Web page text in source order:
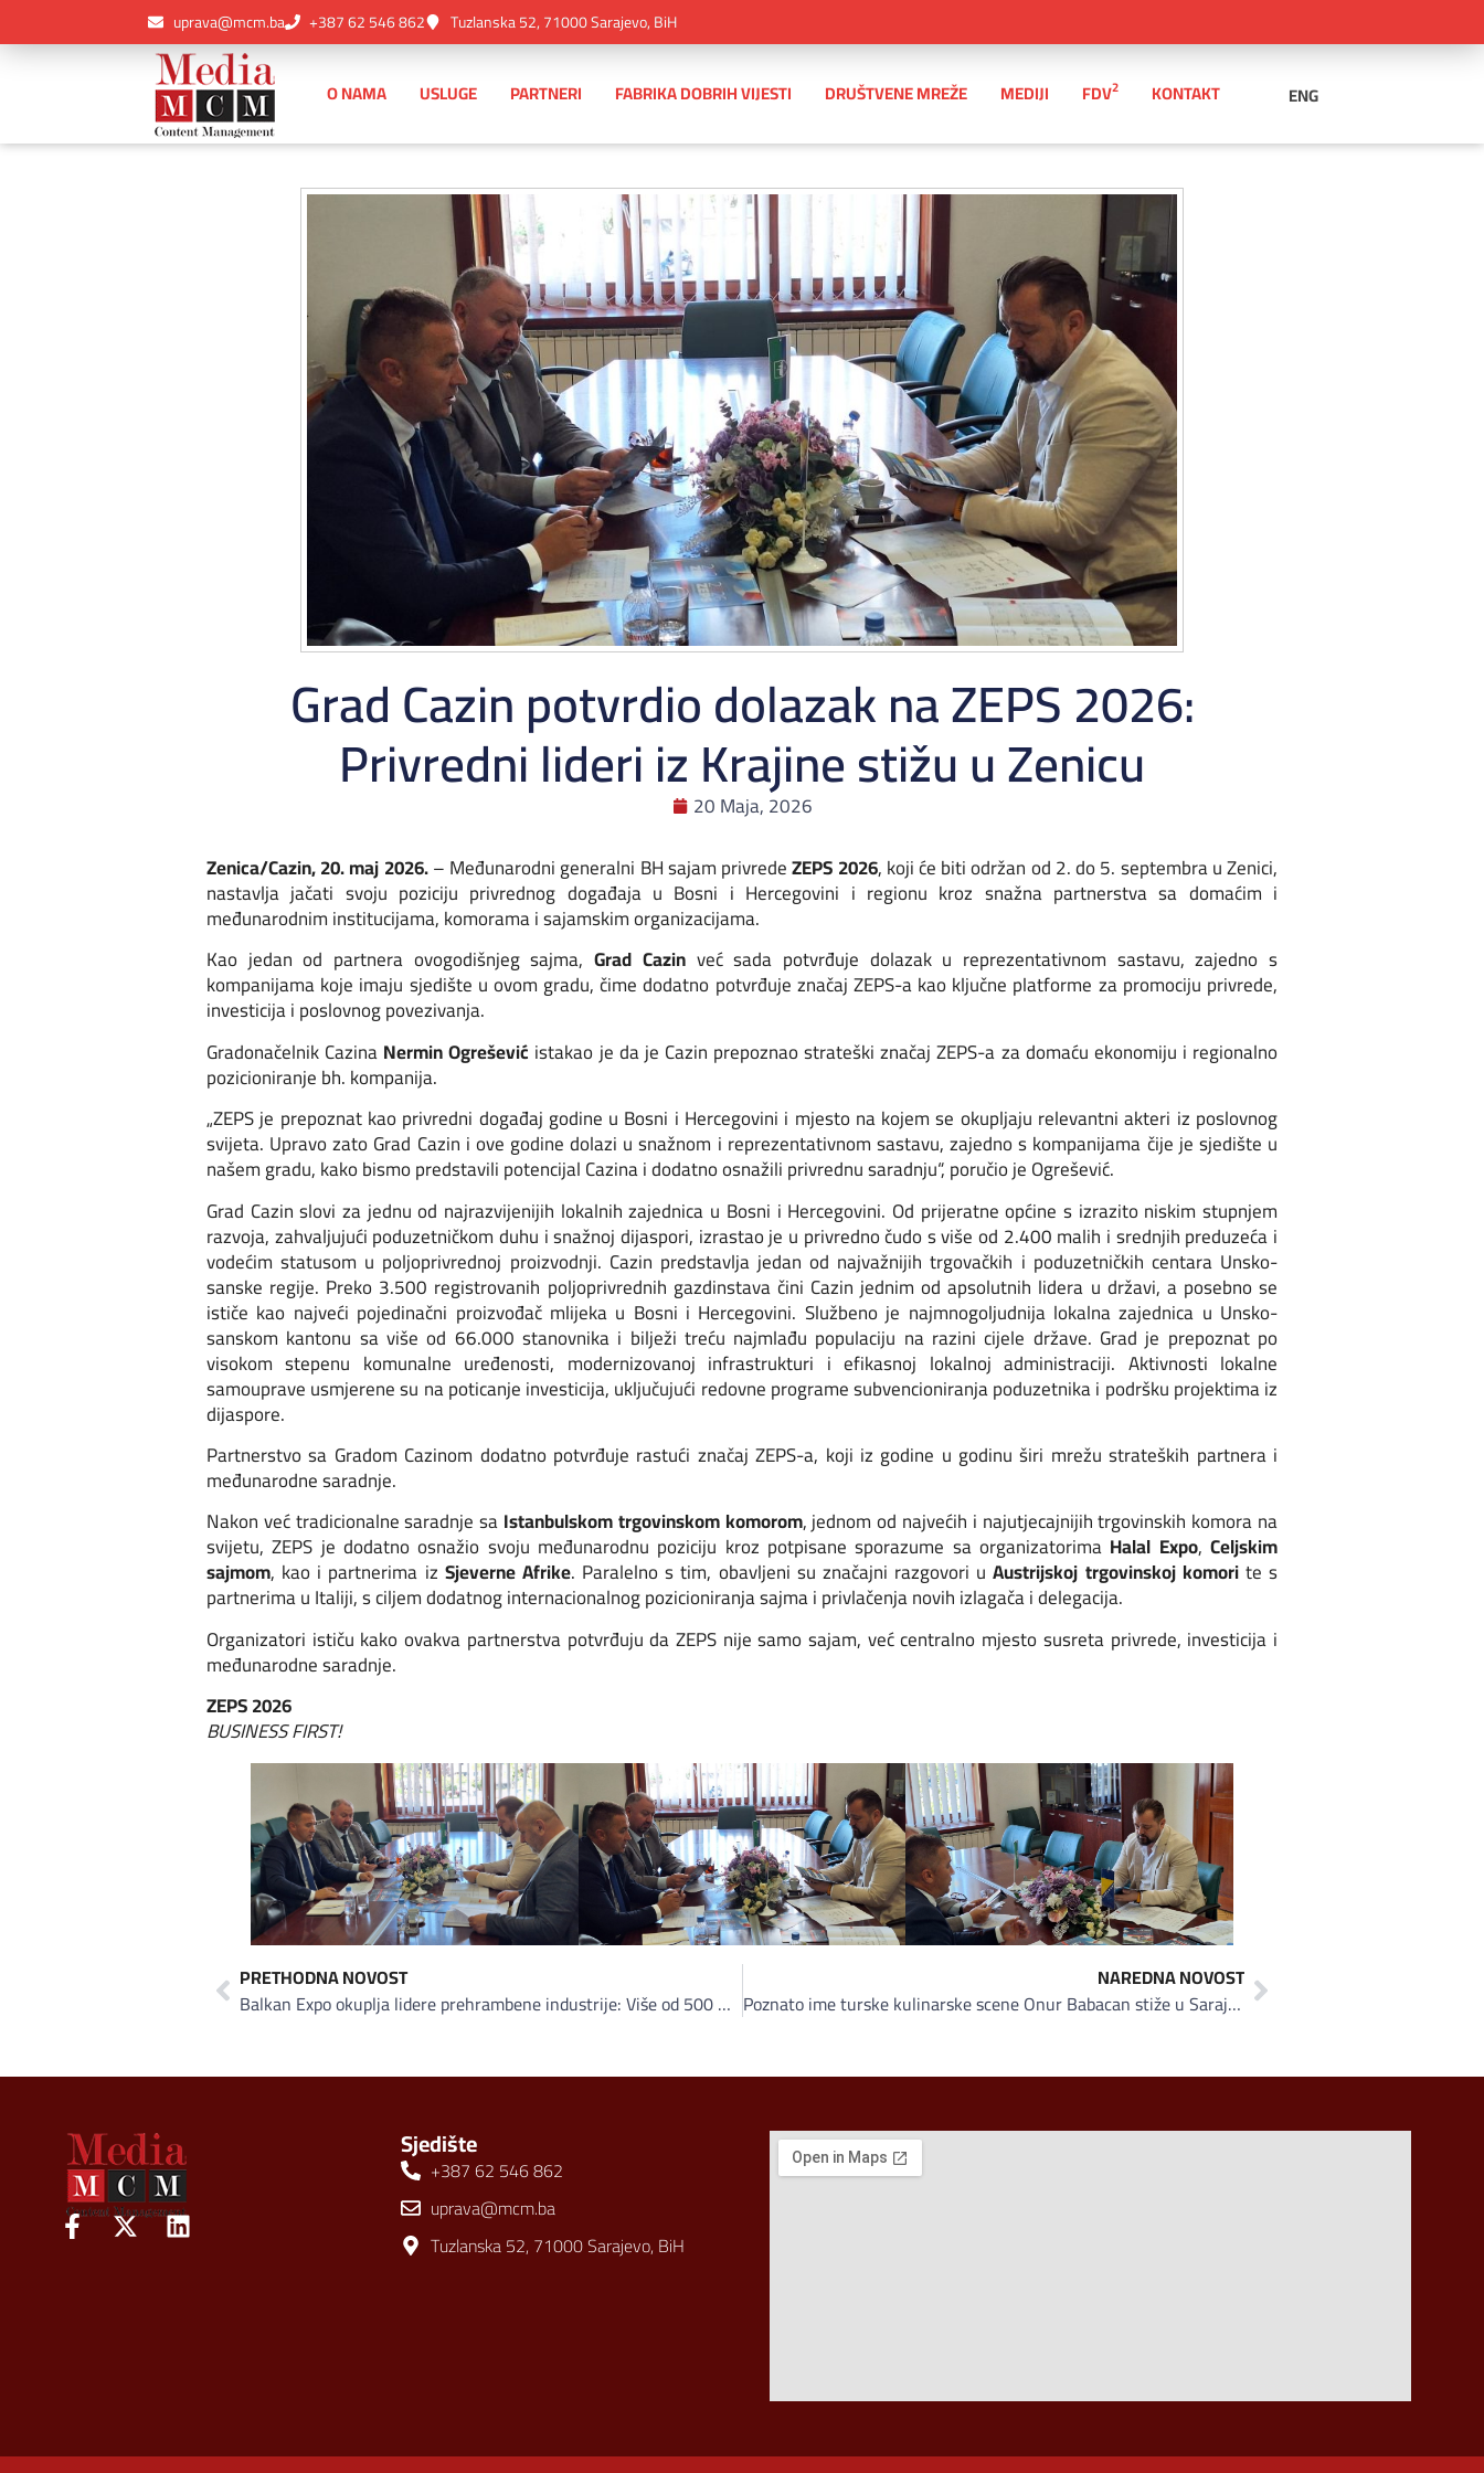
uprava@mcm.ba +387 62 546 862 Tuzlanska 52, 71000 Sarajevo, BiH
O NAMA USLUGE PARTNERI FABRIKA DOBRIH VIJESTI DRUŠTVENE MREŽE MEDIJI FDV2 KONTAKT ENG
Grad Cazin potvrdio dolazak na ZEPS 2026:
Privredni lideri iz Krajine stižu u Zenicu
20 Maja, 2026
Zenica/Cazin, 20. maj 2026.– Međunarodni generalni BH sajam privredeZEPS 2026, koji će biti održan od 2. do 5. septembra u Zenici,
nastavlja jačati svoju poziciju privrednog događaja u Bosni i Hercegovini i regionu kroz snažna partnerstva sa domaćim i
međunarodnim institucijama, komorama i sajamskim organizacijama.
Kao jedan od partnera ovogodišnjeg sajma,Grad Cazinveć sada potvrđuje dolazak u reprezentativnom sastavu, zajedno s
kompanijama koje imaju sjedište u ovom gradu, čime dodatno potvrđuje značaj ZEPS-a kao ključne platforme za promociju privrede,
investicija i poslovnog povezivanja.
Gradonačelnik CazinaNermin Ogrešević istakao je da je Cazin prepoznao strateški značaj ZEPS-a za domaću ekonomiju i regionalno
pozicioniranje bh. kompanija.
„ZEPS je prepoznat kao privredni događaj godine u Bosni i Hercegovini i mjesto na kojem se okupljaju relevantni akteri iz poslovnog
svijeta. Upravo zato Grad Cazin i ove godine dolazi u snažnom i reprezentativnom sastavu, zajedno s kompanijama čije je sjedište u
našem gradu, kako bismo predstavili potencijal Cazina i dodatno osnažili privrednu saradnju“, poručio je Ogrešević.
Grad Cazin slovi za jednu od najrazvijenijih lokalnih zajednica u Bosni i Hercegovini. Od prijeratne općine s izrazito niskim stupnjem
razvoja, zahvaljujući poduzetničkom duhu i snažnoj dijaspori, izrastao je u privredno čudo s više od 2.400 malih i srednjih preduzeća i
vodećim statusom u poljoprivrednoj proizvodnji. Cazin predstavlja jedan od najvažnijih trgovačkih i poduzetničkih centara Unsko-
sanske regije. Preko 3.500 registrovanih poljoprivrednih gazdinstava čini Cazin jednim od apsolutnih lidera u državi, a posebno se
ističe kao najveći pojedinačni proizvođač mlijeka u Bosni i Hercegovini. Službeno je najmnogoljudnija lokalna zajednica u Unsko-
sanskom kantonu sa više od 66.000 stanovnika i bilježi treću najmlađu populaciju na razini cijele države. Grad je prepoznat po
visokom stepenu komunalne uređenosti, modernizovanoj infrastrukturi i efikasnoj lokalnoj administraciji. Aktivnosti lokalne
samouprave usmjerene su na poticanje investicija, uključujući redovne programe subvencioniranja poduzetnika i podršku projektima iz
dijaspore.
Partnerstvo sa Gradom Cazinom dodatno potvrđuje rastući značaj ZEPS-a, koji iz godine u godinu širi mrežu strateških partnera i
međunarodne saradnje.
Nakon već tradicionalne saradnje saIstanbulskom trgovinskom komorom, jednom od najvećih i najutjecajnijih trgovinskih komora na
svijetu, ZEPS je dodatno osnažio svoju međunarodnu poziciju kroz potpisane sporazume sa organizatorima Halal Expo,Celjskim
sajmom, kao i partnerima iz Sjeverne Afrike. Paralelno s tim, obavljeni su značajni razgovori uAustrijskoj trgovinskoj komorite s
partnerima u Italiji, s ciljem dodatnog internacionalnog pozicioniranja sajma i privlačenja novih izlagača i delegacija.
Organizatori ističu kako ovakva partnerstva potvrđuju da ZEPS nije samo sajam, već centralno mjesto susreta privrede, investicija i
međunarodne saradnje.
ZEPS 2026
BUSINESS FIRST!
PRETHODNA NOVOST
Balkan Expo okuplja lidere prehrambene industrije: Više od 500 B2B sastanaka i 100 izlagača
NAREDNA NOVOST
Poznato ime turske kulinarske scene Onur Babacan stiže u Sarajevo na Balkan Expo 2026
Sjedište
+387 62 546 862
uprava@mcm.ba
Tuzlanska 52, 71000 Sarajevo, BiH